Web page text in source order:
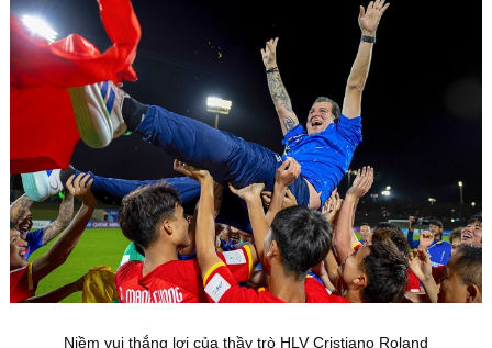
Niềm vui thắng lợi của thầy trò HLV Cristiano Roland